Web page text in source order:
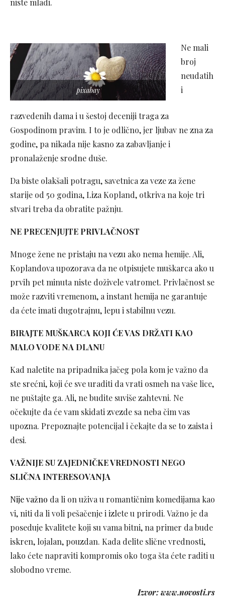
pixabay
Ne mali
broj
neudatih
i
razvedenih dama i u šestoj deceniji traga za
Gospodinom pravim. I to je odlično, jer ljubav ne zna za
godine, pa nikada nije kasno za zabavljanje i
pronalaženje srodne duše.
Da biste olakšali potragu, savetnica za veze za žene
starije od 50 godina, Liza Kopland, otkriva na koje tri
stvari treba da obratite pažnju.
NE PRECENJUJTE PRIVLAČNOST
Mnoge žene ne pristaju na vezu ako nema hemije. Ali,
Koplandova upozorava da ne otpisujete muškarca ako u
prvih pet minuta niste doživele vatromet. Privlačnost se
može razviti vremenom, a instant hemija ne garantuje
da ćete imati dugotrajnu, lepu i stabilnu vezu.
BIRAJTE MUŠKARCA KOJI ĆE VAS DRŽATI KAO
MALO VODE NA DLANU
Kad naletite na pripadnika jačeg pola kom je važno da
ste srećni, koji će sve uraditi da vrati osmeh na vaše lice,
ne puštajte ga. Ali, ne budite suviše zahtevni. Ne
očekujte da će vam skidati zvezde sa neba čim vas
upozna. Prepoznajte potencijal i čekajte da se to zaista i
desi.
VAŽNIJE SU ZAJEDNIČKE VREDNOSTI NEGO
SLIČNA INTERESOVANJA
Nije važno da li on uživa u romantičnim komedijama kao
vi, niti da li voli pešačenje i izlete u prirodi. Važno je da
poseduje kvalitete koji su vama bitni, na primer da bude
iskren, lojalan, pouzdan. Kada delite slične vrednosti,
lako ćete napraviti kompromis oko toga šta ćete raditi u
slobodno vreme.
Izvor: www.novosti.rs